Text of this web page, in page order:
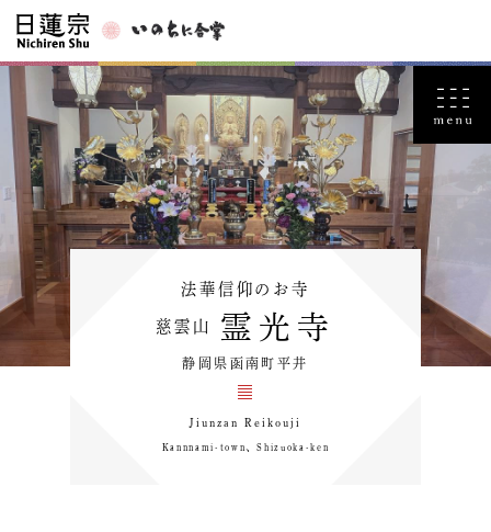
法華信仰のお寺
慈雲山 霊光寺
静岡県函南町平井
Jiunzan Reikouji
Kannnami-town、Shizuoka-ken